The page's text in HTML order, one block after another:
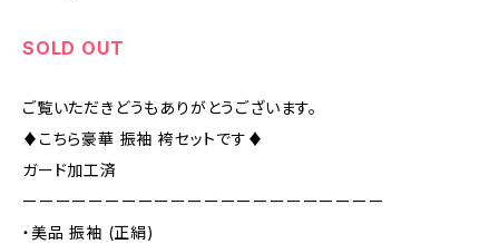
SOLD OUT
ご覧いただきどうもありがとうございます。
♦︎こちら豪華 振袖 袴セットです♦︎
ガード加工済
ーーーーーーーーーーーーーーーーーーーーーー
・美品 振袖 (正絹)